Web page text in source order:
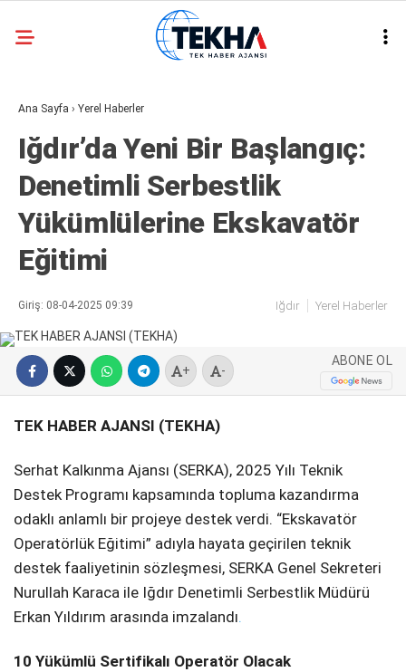
Hattı
Facebook
31.2
ASAYIŞ
GÜNDEM
GENEL
EKONOMI
SIYASET
DÜNYA
SERVISLER
Ana Sayfa › Yerel Haberler
Iğdır’da Yeni Bir Başlangıç:
Denetimli Serbestlik
Yükümlülerine Ekskavatör
Eğitimi
Giriş: 08-04-2025 09:39 Iğdır Yerel Haberler
+ -
ABONE OL
TEK HABER AJANSI (TEKHA)
Serhat Kalkınma Ajansı (SERKA), 2025 Yılı Teknik
Destek Programı kapsamında topluma kazandırma
odaklı anlamlı bir projeye destek verdi. “Ekskavatör
Operatörlük Eğitimi” adıyla hayata geçirilen teknik
destek faaliyetinin sözleşmesi, SERKA Genel Sekreteri
Nurullah Karaca ile Iğdır Denetimli Serbestlik Müdürü
Erkan Yıldırım arasında imzalandı.
10 Yükümlü Sertifikalı Operatör Olacak